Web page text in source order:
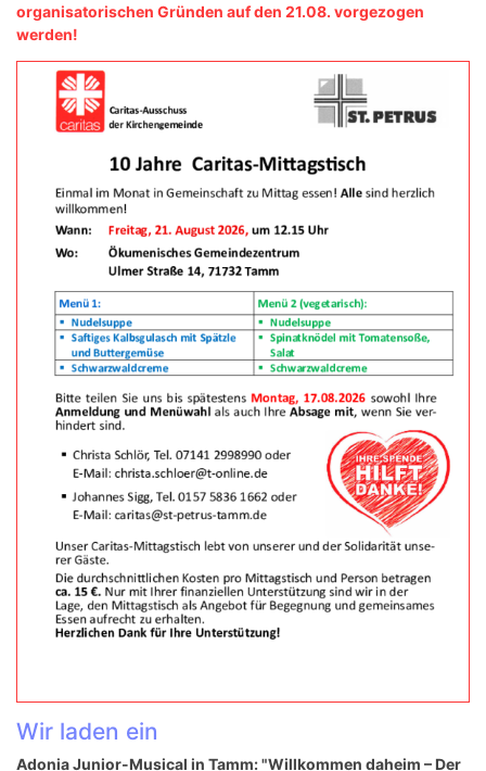
organisatorischen Gründen auf den 21.08. vorgezogen
werden!
Wir laden ein
Adonia Junior-Musical in Tamm: "Willkommen daheim – Der